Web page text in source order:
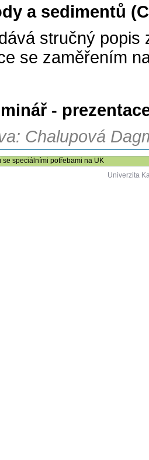
a sedimentů
stručný
se zaměřením
-
Chalupová
se speciálními potřebami na UK
Univerzita